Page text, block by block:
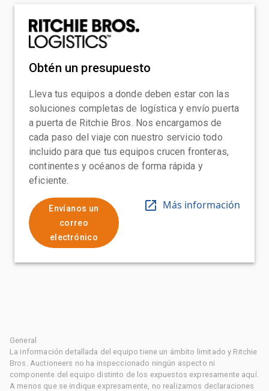
Obtén un presupuesto
Lleva tus equipos a donde deben estar con las
soluciones completas de logística y envío puerta
a puerta de Ritchie Bros. Nos encargamos de
cada paso del viaje con nuestro servicio todo
incluido para que tus equipos crucen fronteras,
continentes y océanos de forma rápida y
eficiente.
Envíanos un
correo
electrónico
Más información
General
La información detallada del equipo tiene un ámbito limitado y Ritchie
Bros. Auctioneers no ha inspeccionado ningún aspecto ni
componente del equipo distinto de los expuestos expresamente aquí.
A menos que se indique expresamente, no realizamos declaraciones